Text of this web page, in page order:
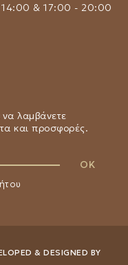
14:00 & 17:00 - 20:00
λαμβάνετε
και προσφορές.
& DESIGNED BY